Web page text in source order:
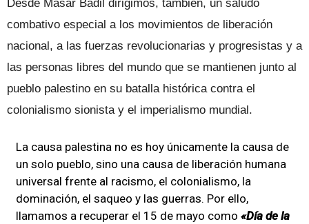
Desde Masar Badil dirigimos, también, un saludo
combativo especial a los movimientos de liberación
nacional, a las fuerzas revolucionarias y progresistas y a
las personas libres del mundo que se mantienen junto al
pueblo palestino en su batalla histórica contra el
colonialismo sionista y el imperialismo mundial.
La causa palestina no es hoy únicamente la causa de
un solo pueblo, sino una causa de liberación humana
universal frente al racismo, el colonialismo, la
dominación, el saqueo y las guerras. Por ello,
llamamos a recuperar el 15 de mayo como «Día de la